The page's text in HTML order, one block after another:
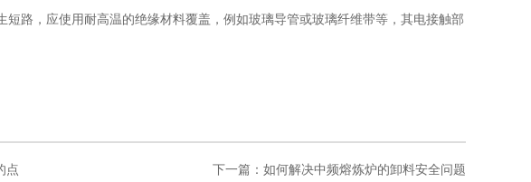
，应使用耐高温的绝缘材料覆盖，例如玻璃导管或玻璃纤维带等，其电接触部
点 下一篇：如何解决中频熔炼炉的卸料安全问题